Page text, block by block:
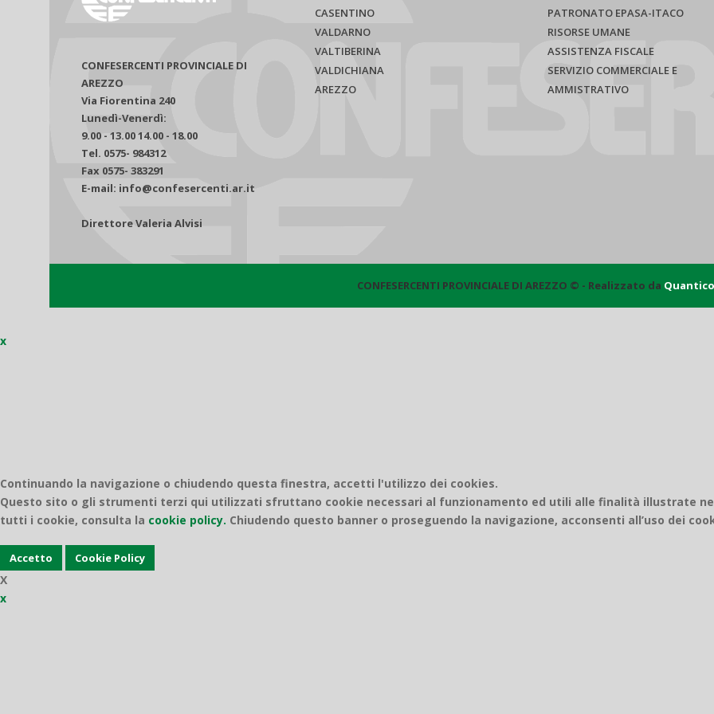
CONFESERCENTI PROVINCIALE DI
AREZZO
Via Fiorentina 240
Lunedì-Venerdì:
9.00 - 13.00 14.00 - 18.00
Tel. 0575- 984312
Fax 0575- 383291
E-mail: info@confesercenti.ar.it
Direttore Valeria Alvisi
CASENTINO
VALDARNO
VALTIBERINA
VALDICHIANA
AREZZO
PATRONATO EPASA-ITACO
RISORSE UMANE
ASSISTENZA FISCALE
SERVIZIO COMMERCIALE E
AMMISTRATIVO
CONFESERCENTI PROVINCIALE DI AREZZO © - Realizzato da Quantico
x
Continuando la navigazione o chiudendo questa finestra, accetti l'utilizzo dei cookies.
Questo sito o gli strumenti terzi qui utilizzati sfruttano cookie necessari al funzionamento ed utili alle finalità illustrate
tutti i cookie, consulta la cookie policy. Chiudendo questo banner o proseguendo la navigazione, acconsenti all’uso dei
Accetto Cookie Policy
X
x